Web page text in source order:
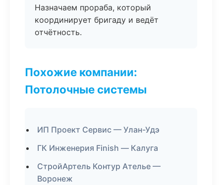
Назначаем прораба, который
координирует бригаду и ведёт
отчётность.
Похожие компании:
Потолочные системы
ИП Проект Сервис — Улан-Удэ
ГК Инженерия Finish — Калуга
СтройАртель Контур Ателье —
Воронеж